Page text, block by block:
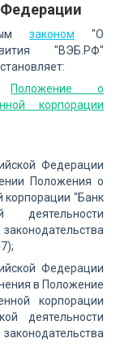
законом "О
"ВЭБ.РФ"
Положение о
корпорации
Федерации
Положения о
корпорации "Банк
деятельности
Федерации
в Положение
корпорации
деятельности